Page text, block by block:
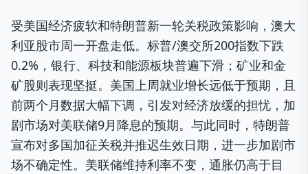
受美国经济疲软和特朗普新一轮关税政策影响，澳大
利亚股市周一开盘走低。标普/澳交所200指数下跌
0.2%，银行、科技和能源板块普遍下滑；矿业和金
矿股则表现坚挺。美国上周就业增长远低于预期，且
前两个月数据大幅下调，引发对经济放缓的担忧，加
剧市场对美联储9月降息的预期。与此同时，特朗普
宣布对多国加征关税并推迟生效日期，进一步加剧市
场不确定性。美联储维持利率不变，通胀仍高于目